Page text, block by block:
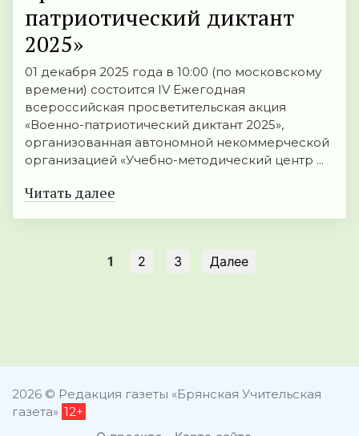
патриотический диктант
2025»
01 декабря 2025 года в 10:00 (по московскому
времени) состоится IV Ежегодная
всероссийская просветительская акция
«Военно-патриотический диктант 2025»,
организованная автономной некоммерческой
организацией «Учебно-методический центр ...
Читать далее
1 2 3 Далее
2026 © Редакция газеты «Брянская Учительская
газета» 12+